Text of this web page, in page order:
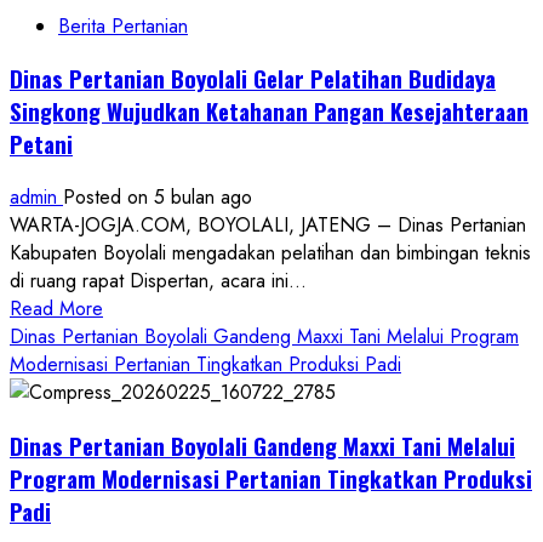
Berita Pertanian
Dinas Pertanian Boyolali Gelar Pelatihan Budidaya
Singkong Wujudkan Ketahanan Pangan Kesejahteraan
Petani
admin Posted on 5 bulan ago
WARTA-JOGJA.COM, BOYOLALI, JATENG – Dinas Pertanian
Kabupaten Boyolali mengadakan pelatihan dan bimbingan teknis
di ruang rapat Dispertan, acara ini...
Read More
more
about
Dinas
Boyolali
Gelar
Dinas Pertanian Boyolali Gandeng Maxxi Tani Melalui Program
Modernisasi Pertanian Tingkatkan Produksi Padi
Dinas Pertanian Boyolali Gandeng Maxxi Tani Melalui
Program Modernisasi Pertanian Tingkatkan Produksi
Padi